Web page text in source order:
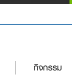
กิจกรรม